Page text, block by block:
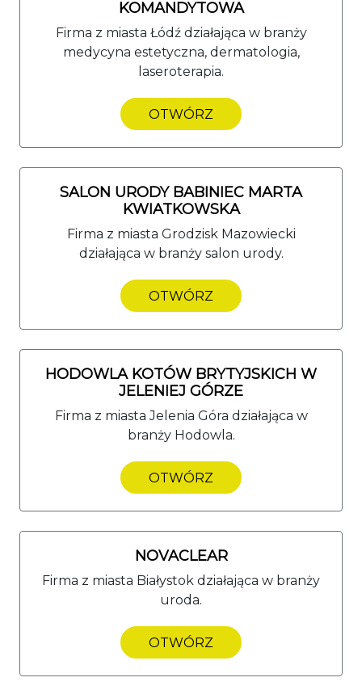
KOMANDYTOWA
Firma z miasta Łódź działająca w branży
medycyna estetyczna, dermatologia,
laseroterapia.
OTWÓRZ
SALON URODY BABINIEC MARTA
KWIATKOWSKA
Firma z miasta Grodzisk Mazowiecki
działająca w branży salon urody.
OTWÓRZ
HODOWLA KOTÓW BRYTYJSKICH W
JELENIEJ GÓRZE
Firma z miasta Jelenia Góra działająca w
branży Hodowla.
OTWÓRZ
NOVACLEAR
Firma z miasta Białystok działająca w branży
uroda.
OTWÓRZ